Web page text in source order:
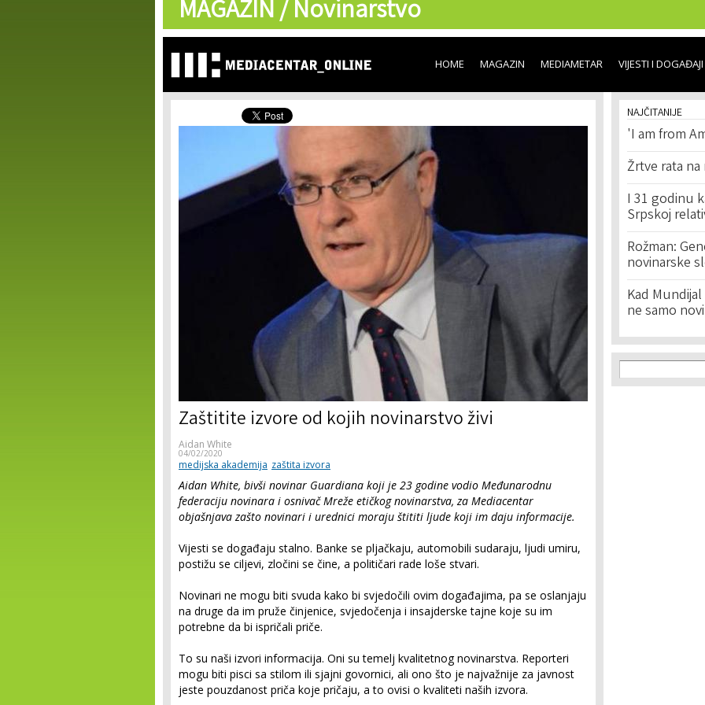
content
MAGAZIN /Novinarstvo
HOME MAGAZIN MEDIAMETAR VIJESTI I DOGAĐAJI
Zaštitite izvore od kojih novinarstvo živi
Aidan White
04/02/2020
medijska akademija zaštita izvora
Aidan White, bivši novinar Guardiana koji je 23 godine vodio Međunarodnu
federaciju novinara i osnivač Mreže etičkog novinarstva, za Mediacentar
objašnjava zašto novinari i urednici moraju štititi ljude koji im daju informacije.
Vijesti se događaju stalno. Banke se pljačkaju, automobili sudaraju, ljudi umiru,
postižu se ciljevi, zločini se čine, a političari rade loše stvari.
Novinari ne mogu biti svuda kako bi svjedočili ovim događajima, pa se oslanjaju
na druge da im pruže činjenice, svjedočenja i insajderske tajne koje su im
potrebne da bi ispričali priče.
To su naši izvori informacija. Oni su temelj kvalitetnog novinarstva. Reporteri
mogu biti pisci sa stilom ili sjajni govornici, ali ono što je najvažnije za javnost
jeste pouzdanost priča koje pričaju, a to ovisi o kvaliteti naših izvora.
NAJČITANIJE
'I am from
Žrtve rata
I 31 godinu
Srpskoj
Rožman:
novinarske
Kad
ne samo
Search
Search